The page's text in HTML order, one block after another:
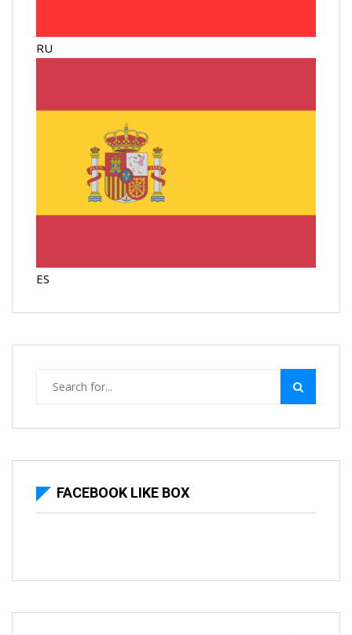
RU
ES
FACEBOOK LIKE BOX